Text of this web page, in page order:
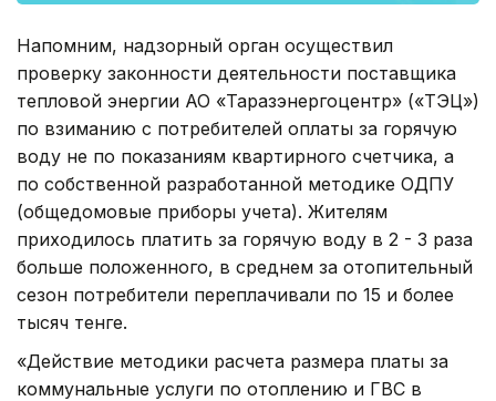
Напомним, надзорный орган осуществил
проверку законности деятельности поставщика
тепловой энергии АО «Таразэнергоцентр» («ТЭЦ»)
по взиманию с потребителей оплаты за горячую
воду не по показаниям квартирного счетчика, а
по собственной разработанной методике ОДПУ
(общедомовые приборы учета). Жителям
приходилось платить за горячую воду в 2 - 3 раза
больше положенного, в среднем за отопительный
сезон потребители переплачивали по 15 и более
тысяч тенге.
«Действие методики расчета размера платы за
коммунальные услуги по отоплению и ГВС в